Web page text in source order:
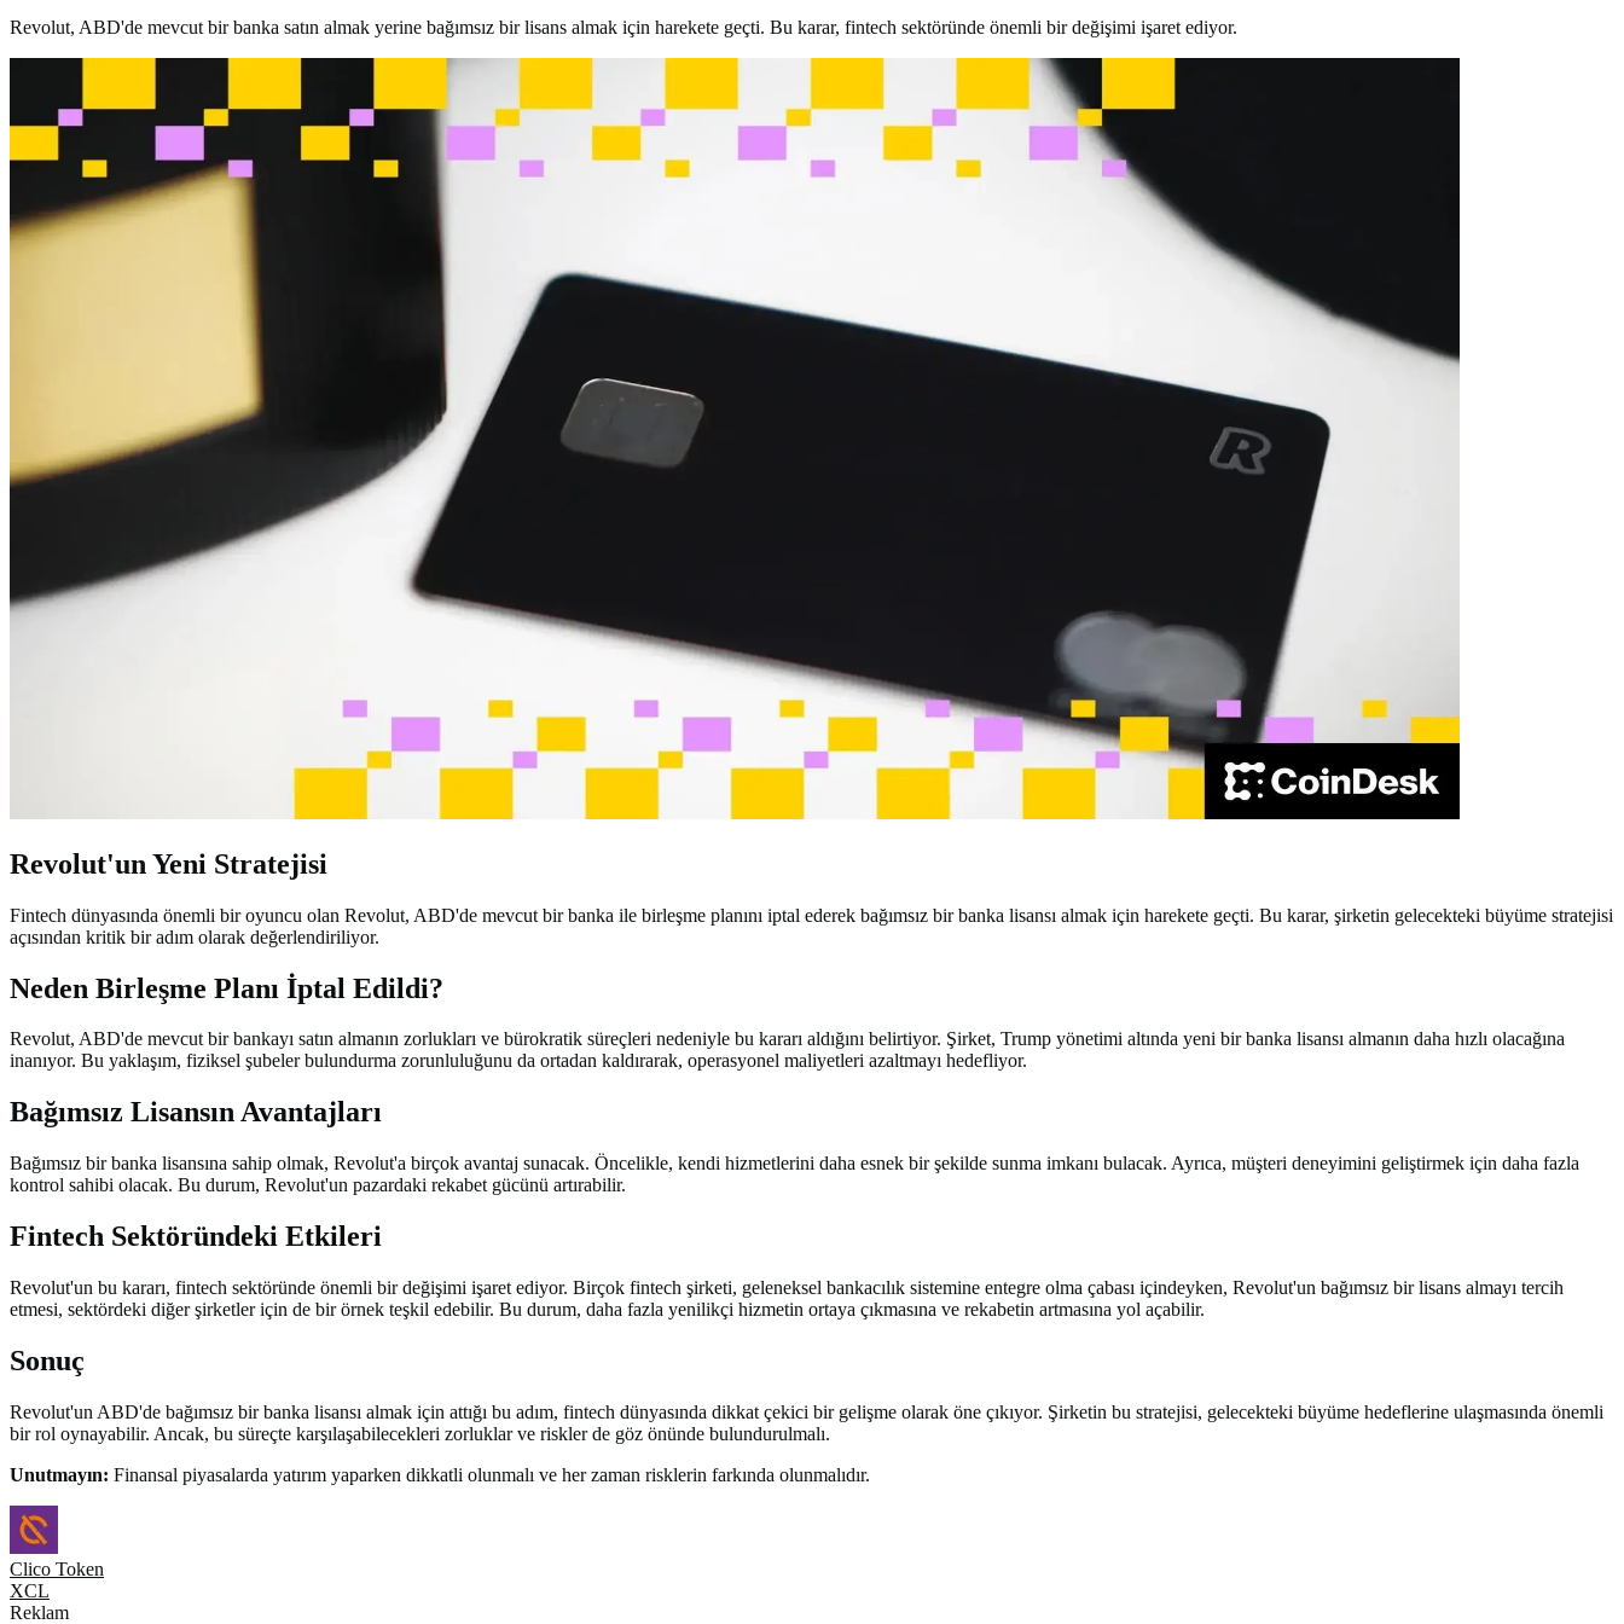
Revolut, ABD'de mevcut bir banka satın almak yerine bağımsız bir lisans almak için harekete geçti. Bu karar, fintech sektöründe önemli bir değişimi işaret ediyor.
Revolut'un Yeni Stratejisi
Fintech dünyasında önemli bir oyuncu olan Revolut, ABD'de mevcut bir banka ile birleşme planını iptal ederek bağımsız bir banka lisansı almak için harekete geçti. Bu karar, şirketin gelecekteki büyüme stratejisi
açısından kritik bir adım olarak değerlendiriliyor.
Neden Birleşme Planı İptal Edildi?
Revolut, ABD'de mevcut bir bankayı satın almanın zorlukları ve bürokratik süreçleri nedeniyle bu kararı aldığını belirtiyor. Şirket, Trump yönetimi altında yeni bir banka lisansı almanın daha hızlı olacağına
inanıyor. Bu yaklaşım, fiziksel şubeler bulundurma zorunluluğunu da ortadan kaldırarak, operasyonel maliyetleri azaltmayı hedefliyor.
Bağımsız Lisansın Avantajları
Bağımsız bir banka lisansına sahip olmak, Revolut'a birçok avantaj sunacak. Öncelikle, kendi hizmetlerini daha esnek bir şekilde sunma imkanı bulacak. Ayrıca, müşteri deneyimini geliştirmek için daha fazla
kontrol sahibi olacak. Bu durum, Revolut'un pazardaki rekabet gücünü artırabilir.
Fintech Sektöründeki Etkileri
Revolut'un bu kararı, fintech sektöründe önemli bir değişimi işaret ediyor. Birçok fintech şirketi, geleneksel bankacılık sistemine entegre olma çabası içindeyken, Revolut'un bağımsız bir lisans almayı tercih
etmesi, sektördeki diğer şirketler için de bir örnek teşkil edebilir. Bu durum, daha fazla yenilikçi hizmetin ortaya çıkmasına ve rekabetin artmasına yol açabilir.
Sonuç
Revolut'un ABD'de bağımsız bir banka lisansı almak için attığı bu adım, fintech dünyasında dikkat çekici bir gelişme olarak öne çıkıyor. Şirketin bu stratejisi, gelecekteki büyüme hedeflerine ulaşmasında önemli
bir rol oynayabilir. Ancak, bu süreçte karşılaşabilecekleri zorluklar ve riskler de göz önünde bulundurulmalı.
Unutmayın: Finansal piyasalarda yatırım yaparken dikkatli olunmalı ve her zaman risklerin farkında olunmalıdır.
Clico Token
XCL
Reklam